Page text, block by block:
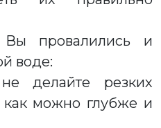
провалились и
воде:
делайте резких
можно глубже и